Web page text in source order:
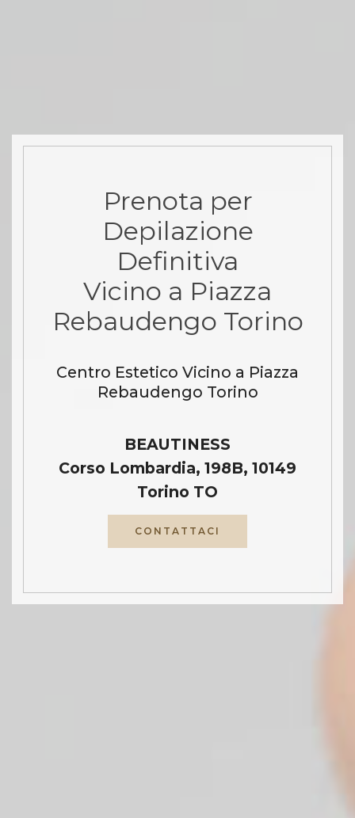
Prenota per
Depilazione
Definitiva
Vicino a Piazza
Rebaudengo Torino
Centro Estetico Vicino a Piazza
Rebaudengo Torino
BEAUTINESS
Corso Lombardia, 198B, 10149
Torino TO
CONTATTACI